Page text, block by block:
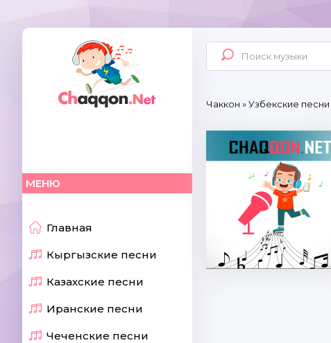
МЕНЮ
Главная
Кыргызские песни
Казахские песни
Иранские песни
Чеченские песни
Чаккон »Узбекские песни